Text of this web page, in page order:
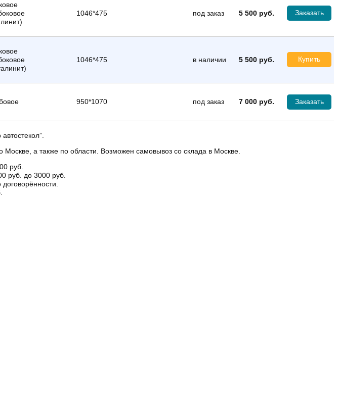
1046*475 под заказ 5 500 руб. Заказать
1046*475 в наличии 5 500 руб. Купить
950*1070 под заказ 7 000 руб. Заказать
а также по области. Возможен самовывоз со склада в Москве.
руб.
руб. до 3000 руб.